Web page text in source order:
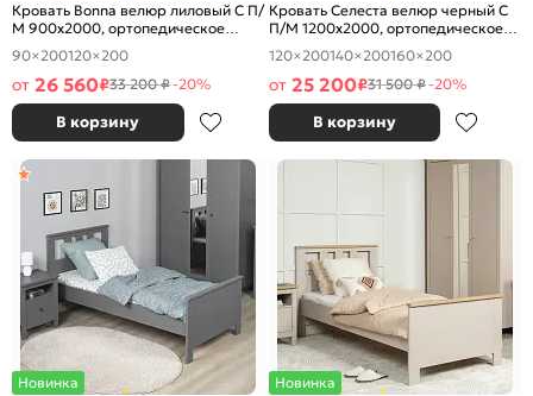
Кровать Bonna велюр лиловый С П/
М 900x2000, ортопедическое
основание, изголовье мягкое
90×200120×200
от 26 560₽33 200 ₽-20%
В корзину
Кровать Селеста велюр черный С
П/М 1200x2000, ортопедическое
основание, изголовье мягкое
120×200140×200160×200
от 25 200₽31 500 ₽-20%
В корзину
Новинка
Новинка